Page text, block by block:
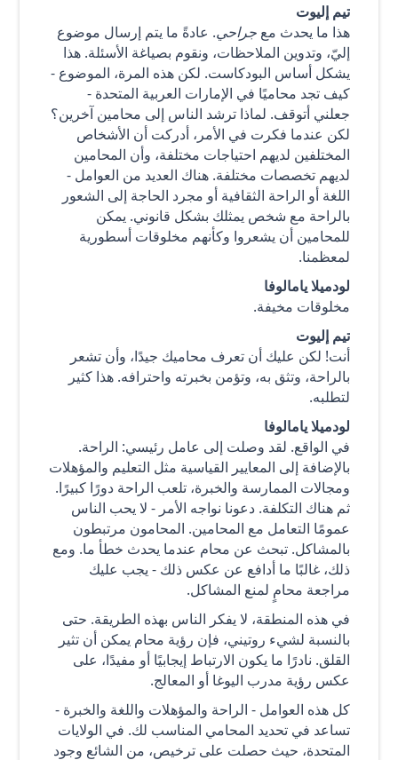
تيم إليوت
هذا ما يحدث مع جراحي. عادةً ما يتم إرسال موضوع
إليّ، وتدوين الملاحظات، ونقوم بصياغة الأسئلة. هذا
يشكل أساس البودكاست. لكن هذه المرة، الموضوع -
كيف تجد محاميًا في الإمارات العربية المتحدة -
جعلني أتوقف. لماذا ترشد الناس إلى محامين آخرين؟
لكن عندما فكرت في الأمر، أدركت أن الأشخاص
المختلفين لديهم احتياجات مختلفة، وأن المحامين
لديهم تخصصات مختلفة. هناك العديد من العوامل -
اللغة أو الراحة الثقافية أو مجرد الحاجة إلى الشعور
بالراحة مع شخص يمثلك بشكل قانوني. يمكن
للمحامين أن يشعروا وكأنهم مخلوقات أسطورية
لمعظمنا.
لودميلا يامالوفا
مخلوقات مخيفة.
تيم إليوت
أنت! لكن عليك أن تعرف محاميك جيدًا، وأن تشعر
بالراحة، وتثق به، وتؤمن بخبرته واحترافه. هذا كثير
لتطلبه.
لودميلا يامالوفا
في الواقع. لقد وصلت إلى عامل رئيسي: الراحة.
بالإضافة إلى المعايير القياسية مثل التعليم والمؤهلات
ومجالات الممارسة والخبرة، تلعب الراحة دورًا كبيرًا.
ثم هناك التكلفة. دعونا نواجه الأمر - لا يحب الناس
عمومًا التعامل مع المحامين. المحامون مرتبطون
بالمشاكل. تبحث عن محام عندما يحدث خطأ ما. ومع
ذلك، غالبًا ما أدافع عن عكس ذلك - يجب عليك
مراجعة محامٍ لمنع المشاكل.
في هذه المنطقة، لا يفكر الناس بهذه الطريقة. حتى
بالنسبة لشيء روتيني، فإن رؤية محام يمكن أن تثير
القلق. نادرًا ما يكون الارتباط إيجابيًا أو مفيدًا، على
عكس رؤية مدرب اليوغا أو المعالج.
كل هذه العوامل - الراحة والمؤهلات واللغة والخبرة -
تساعد في تحديد المحامي المناسب لك. في الولايات
المتحدة، حيث حصلت على ترخيص، من الشائع وجود